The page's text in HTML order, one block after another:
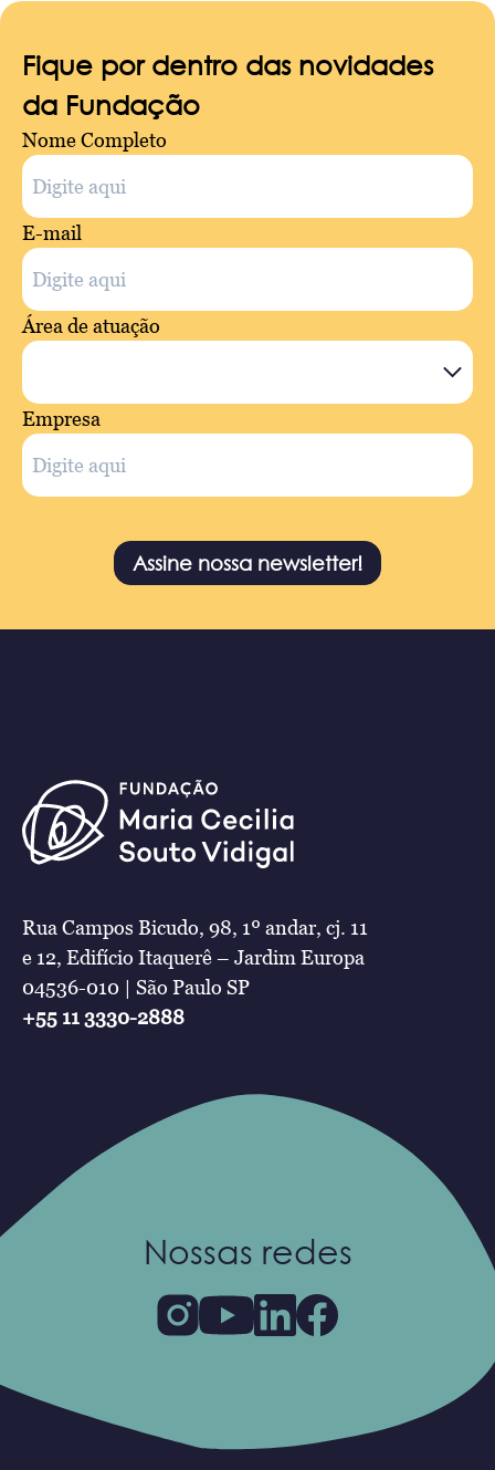
Fique por dentro das novidades
da Fundação
Nome Completo
E-mail
Área de atuação
Empresa
Assine nossa newsletter!
Rua Campos Bicudo, 98, 1º andar, cj. 11
e 12, Edifício Itaquerê – Jardim Europa
04536-010 | São Paulo SP
+55 11 3330-2888
Nossas redes